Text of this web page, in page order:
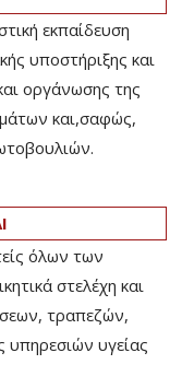
εκπαίδευση
υποστήριξης και
οργάνωσης της
και,σαφώς,
όλων των
στελέχη και
τραπεζών,
υγείας